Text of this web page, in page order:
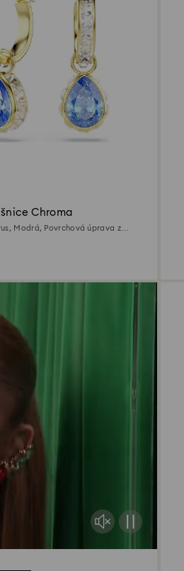
Chroma
Modrá, Povrchová úprava z